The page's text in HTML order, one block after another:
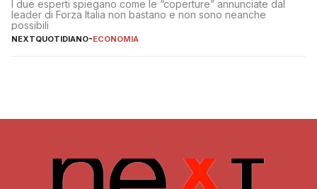
I due esperti spiegano come le “coperture” annunciate dal
leader di Forza Italia non bastano e non sono neanche
possibili
NEXTQUOTIDIANO-ECONOMIA